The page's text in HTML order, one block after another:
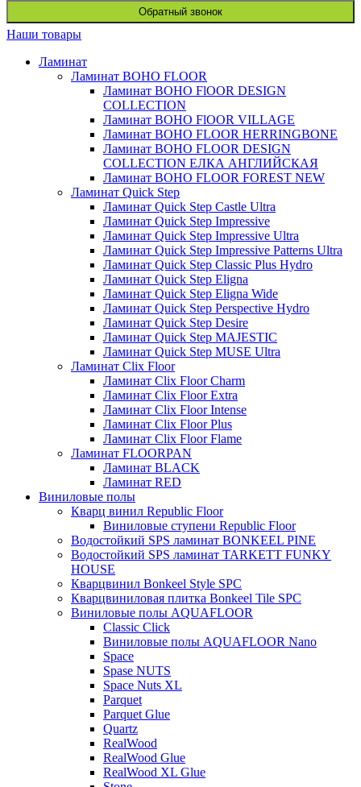
Обратный звонок
Наши товары
Ламинат
Ламинат BOHO FLOOR
Ламинат BOHO FlOOR DESIGN
COLLECTION
Ламинат BOHO FlOOR VILLAGE
Ламинат BOHO FLOOR HERRINGBONE
Ламинат BOHO FLOOR DESIGN
COLLECTION ЕЛКА АНГЛИЙСКАЯ
Ламинат BOHO FLOOR FOREST NEW
Ламинат Quick Step
Ламинат Quick Step Castle Ultra
Ламинат Quick Step Impressive
Ламинат Quick Step Impressive Ultra
Ламинат Quick Step Impressive Patterns Ultra
Ламинат Quick Step Classic Plus Hydro
Ламинат Quick Step Eligna
Ламинат Quick Step Eligna Wide
Ламинат Quick Step Perspective Hydro
Ламинат Quick Step Desire
Ламинат Quick Step MAJESTIC
Ламинат Quick Step MUSE Ultra
Ламинат Clix Floor
Ламинат Clix Floor Charm
Ламинат Clix Floor Extra
Ламинат Clix Floor Intense
Ламинат Clix Floor Plus
Ламинат Clix Floor Flame
Ламинат FLOORPAN
Ламинат BLACK
Ламинат RED
Виниловые полы
Кварц винил Republic Floor
Виниловые ступени Republic Floor
Водостойкий SPS ламинат BONKEEL PINE
Водостойкий SPS ламинат TARKETT FUNKY
HOUSE
Кварцвинил Bonkeel Style SPC
Кварцвиниловая плитка Bonkeel Tile SPC
Виниловые полы AQUAFLOOR
Classic Click
Виниловые полы AQUAFLOOR Nano
Space
Spase NUTS
Space Nuts XL
Parquet
Parquet Glue
Quartz
RealWood
RealWood Glue
RealWood XL Glue